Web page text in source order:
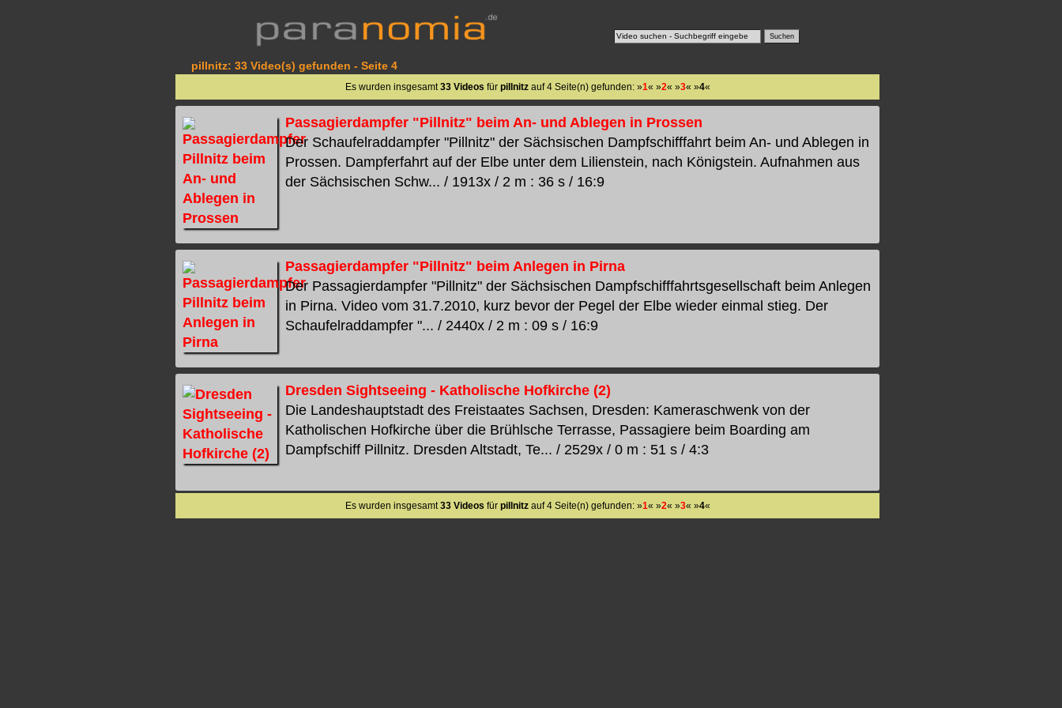
pillnitz: 33 Video(s) gefunden - Seite 4
Es wurden insgesamt33 Videos für pillnitzauf 4 Seite(n) gefunden: »1« »2« »3« »4«
Passagierdampfer "Pillnitz" beim An- und Ablegen in Prossen
Der Schaufelraddampfer "Pillnitz" der Sächsischen Dampfschifffahrt beim An- und Ablegen in
Prossen. Dampferfahrt auf der Elbe unter dem Lilienstein, nach Königstein. Aufnahmen aus
der Sächsischen Schw... / 1913x / 2 m : 36 s / 16:9
Passagierdampfer "Pillnitz" beim Anlegen in Pirna
Der Passagierdampfer "Pillnitz" der Sächsischen Dampfschifffahrtsgesellschaft beim Anlegen
in Pirna. Video vom 31.7.2010, kurz bevor der Pegel der Elbe wieder einmal stieg. Der
Schaufelraddampfer "... / 2440x / 2 m : 09 s / 16:9
Dresden Sightseeing - Katholische Hofkirche (2)
Die Landeshauptstadt des Freistaates Sachsen, Dresden: Kameraschwenk von der
Katholischen Hofkirche über die Brühlsche Terrasse, Passagiere beim Boarding am
Dampfschiff Pillnitz. Dresden Altstadt, Te... / 2529x / 0 m : 51 s / 4:3
Es wurden insgesamt33 Videos für pillnitzauf 4 Seite(n) gefunden: »1« »2« »3« »4«